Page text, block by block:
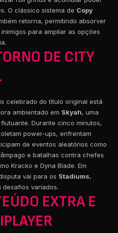
O clássico sistema de Copy
retorna, permitindo absorver
para ampliar as opções
DE CITY
celebrado do título original está
ambientado em Skyah, uma
Durante cinco minutos,
power-ups, enfrentam
de eventos aleatórios como
e batalhas contra chefes
Kracko e Dyna Blade. Em
vai para os Stadiums,
desafios variados.
EXTRA E